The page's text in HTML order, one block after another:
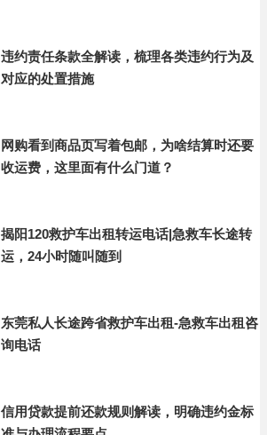
违约责任条款全解读，梳理各类违约行为及
对应的处置措施
网购看到商品页写着包邮，为啥结算时还要
收运费，这里面有什么门道？
揭阳120救护车出租转运电话|急救车长途转
运，24小时随叫随到
东莞私人长途跨省救护车出租-急救车出租咨
询电话
信用贷款提前还款规则解读，明确违约金标